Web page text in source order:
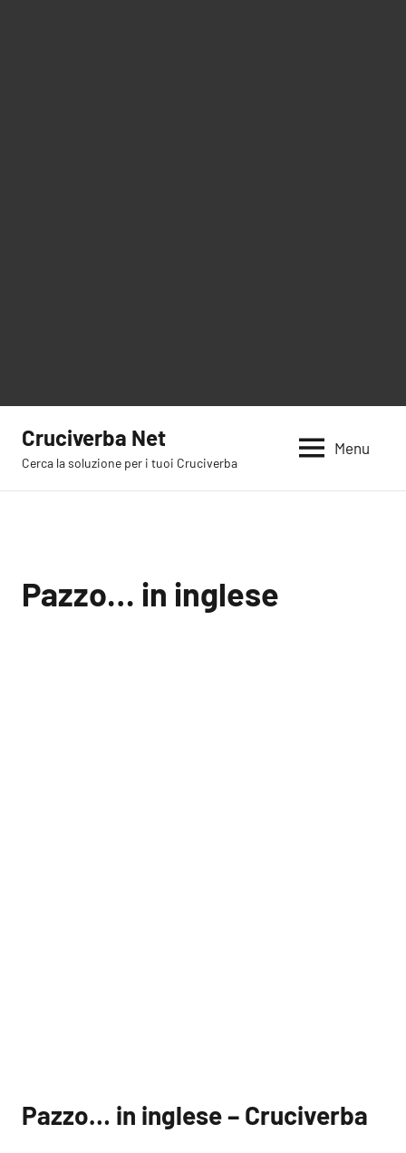
contenuto
Cruciverba Net
Cerca la soluzione per i tuoi Cruciverba
Menu
Pazzo… in inglese
Pazzo… in inglese – Cruciverba